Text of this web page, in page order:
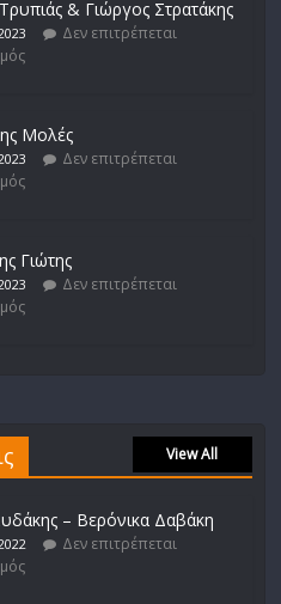
& Γιώργος Στρατάκης
Δεν επιτρέπεται
Μολές
Δεν επιτρέπεται
Γιώτης
Δεν επιτρέπεται
View All
– Βερόνικα Δαβάκη
Δεν επιτρέπεται